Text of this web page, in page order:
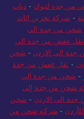
من جدة لتبوك - دباب
- شركة تخزين اثاث
شحن من جدة الى
نقل عفش من جدة الي
الى الاردن - شحن
- نقل عفش من جدة
- شحن من جدة الى
شحن من جدة إلى
الى الاردن - شحن
- شركة شحن من